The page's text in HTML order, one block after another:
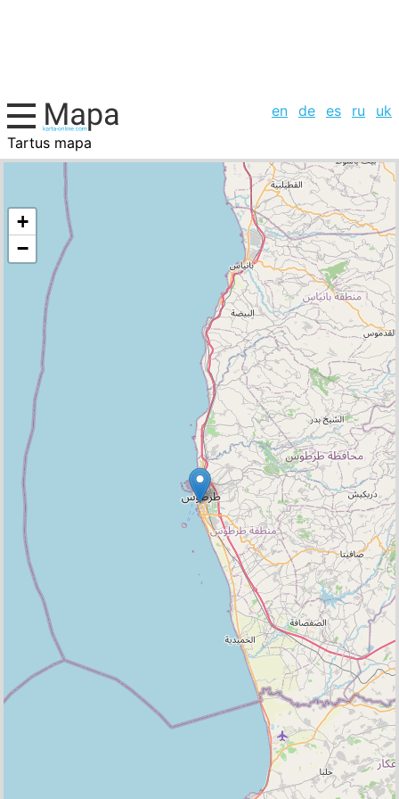
en de es ru
uk
Tartus mapa
Yemen, Siria, la lista de ciudades
+
−